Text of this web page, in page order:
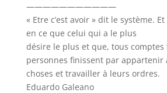
———————————
« Etre c’est avoir » dit le système.
en ce que celui qui a le plus
désire le plus et que, tous comptes
personnes finissent par appartenir
choses et travailler à leurs ordres.
Eduardo Galeano